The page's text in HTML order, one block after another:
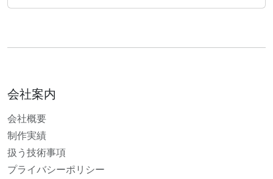
会社案内
会社概要
制作実績
扱う技術事項
プライバシーポリシー